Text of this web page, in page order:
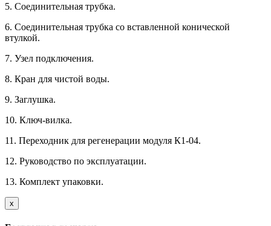
5. Соединительная трубка.
6. Соединительная трубка со вставленной конической
втулкой.
7. Узел подключения.
8. Кран для чистой воды.
9. Заглушка.
10. Ключ-вилка.
11. Переходник для регенерации модуля К1-04.
12. Руководство по эксплуатации.
13. Комплект упаковки.
х